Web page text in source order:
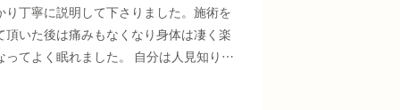
り丁寧に説明して下さりました。施術を
頂いた後は痛みもなくなり身体は凄く楽
ってよく眠れました。 自分は人見知りで